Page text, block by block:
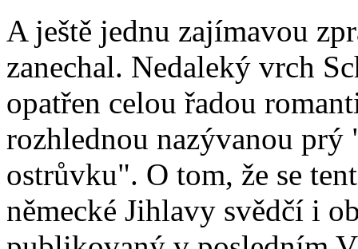
A ještě jednu zajímavou
zanechal. Nedaleký vrch
opatřen celou řadou
rozhlednou nazývanou
ostrůvku". O tom, že se
německé Jihlavy svědčí i